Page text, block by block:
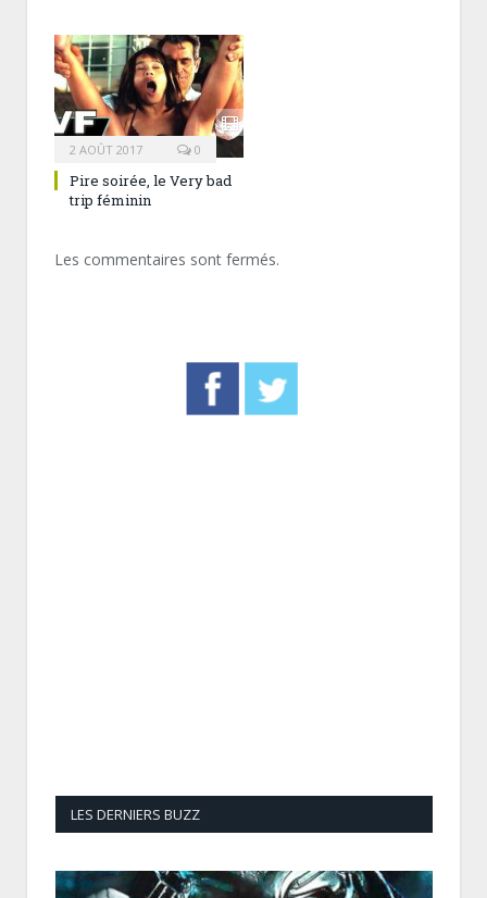
2 AOÛT 2017 0
Pire soirée, le Very bad
trip féminin
Les commentaires sont fermés.
LES DERNIERS BUZZ